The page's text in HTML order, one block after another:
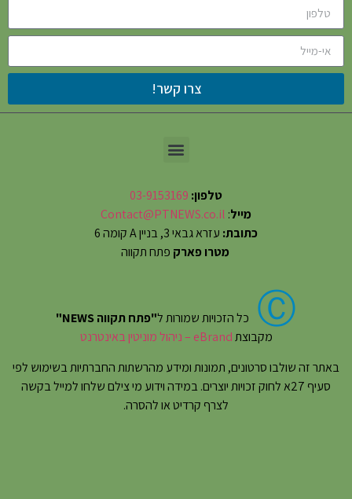
צרו קשר!
טלפון: 03-9153169
מייל:
Contact@PTNEWS.co.il
כתובת: עזרא גבאי 3, בניין A קומה 6
מטרו פארק פתח תקווה
Ⓒ כל הזכויות שמורות ל"פתח תקווה NEWS"
מקבוצתeBrand – ניהול מוניטין באינטרנט
באתר זה שולבו סרטונים, תמונות ומידע מהרשתות החברתיות בשימוש לפי
סעיף 27א לחוק זכויות יוצרים. במידה וידוע מי צילם שלחו למייל בקשה
לצרף קרדיט או להסרה.